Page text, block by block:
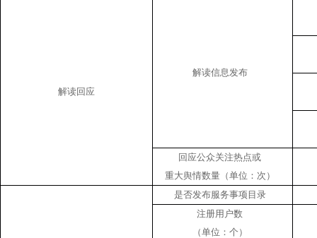
解读回应
解读信息发布
回应公众关注热点或
重大舆情数量（单位：次）
是否发布服务事项目录
注册用户数
（单位：个）